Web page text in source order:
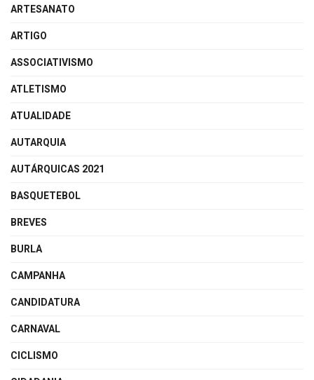
ARTESANATO
ARTIGO
ASSOCIATIVISMO
ATLETISMO
ATUALIDADE
AUTARQUIA
AUTÁRQUICAS 2021
BASQUETEBOL
BREVES
BURLA
CAMPANHA
CANDIDATURA
CARNAVAL
CICLISMO